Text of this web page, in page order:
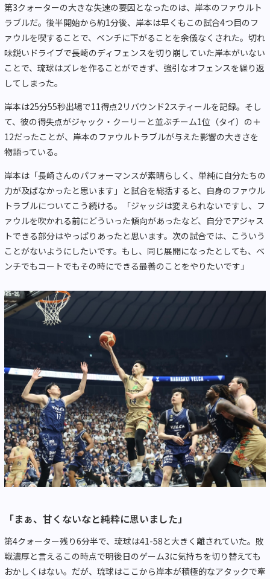
第3クォーターの大きな失速の要因となったのは、岸本のファウルト
ラブルだ。後半開始から約1分後、岸本は早くもこの試合4つ目のフ
ァウルを喫することで、ベンチに下がることを余儀なくされた。切れ
味鋭いドライブで長崎のディフェンスを切り崩していた岸本がいない
ことで、琉球はズレを作ることができず、強引なオフェンスを繰り返
してしまった。
岸本は25分55秒出場で11得点2リバウンド2スティールを記録。そし
て、彼の得失点がジャック・クーリーと並ぶチーム1位（タイ）の＋
12だったことが、岸本のファウルトラブルが与えた影響の大きさを
物語っている。
岸本は「長崎さんのパフォーマンスが素晴らしく、単純に自分たちの
力が及ばなかったと思います」と試合を総括すると、自身のファウル
トラブルについてこう続ける。「ジャッジは変えられないですし、フ
ァウルを吹かれる前にどういった傾向があったなど、自分でアジャス
トできる部分はやっぱりあったと思います。次の試合では、こういう
ことがないようにしたいです。もし、同じ展開になったとしても、ベ
ンチでもコートでもその時にできる最善のことをやりたいです」
「まぁ、甘くないなと純粋に思いました」
第4クォーター残り6分半で、琉球は41-58と大きく離されていた。敗
戦濃厚と言えるこの時点で明後日のゲーム3に気持ちを切り替えても
おかしくはない。だが、琉球はここから岸本が積極的なアタックで牽